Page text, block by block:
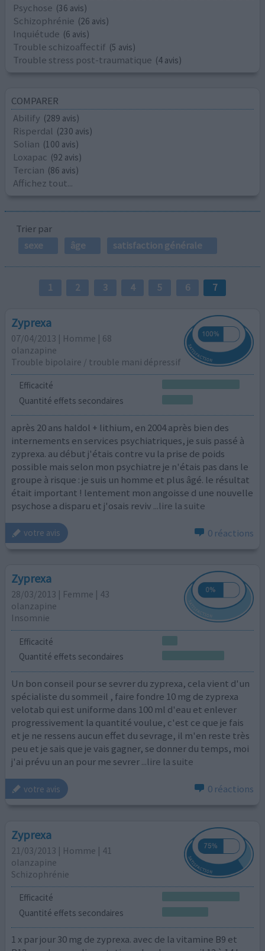
Psychose (36 avis)
Schizophrénie (26 avis)
Inquiétude (6 avis)
Trouble schizoaffectif (5 avis)
Trouble stress post-traumatique (4 avis)
COMPARER
Abilify (289 avis)
Risperdal (230 avis)
Solian (100 avis)
Loxapac (92 avis)
Tercian (86 avis)
Affichez tout...
Trier par
sexe
âge satisfaction générale
1 2 3 4 5 6 7
Zyprexa
07/04/2013 | Homme | 68
olanzapine
Trouble bipolaire / trouble mani dépressif
Efficacité
Quantité effets secondaires
après 20 ans haldol + lithium, en 2004 après bien des
internements en services psychiatriques, je suis passé à
zyprexa. au début j'étais contre vu la prise de poids
possible mais selon mon psychiatre je n'étais pas dans le
groupe à risque : je suis un homme et plus âgé. le résultat
était important ! lentement mon angoisse d une nouvelle
psychose a disparu et j'osais reviv ...lire la suite
votre avis 0 réactions
Zyprexa
28/03/2013 | Femme | 43
olanzapine
Insomnie
Efficacité
Quantité effets secondaires
Un bon conseil pour se sevrer du zyprexa, cela vient d'un
spécialiste du sommeil , faire fondre 10 mg de zyprexa
velotab qui est uniforme dans 100 ml d'eau et enlever
progressivement la quantité voulue, c'est ce que je fais
et je ne ressens aucun effet du sevrage, il m'en reste très
peu et je sais que je vais gagner, se donner du temps, moi
j'ai prévu un an pour me sevrer...lire la suite
votre avis 0 réactions
Zyprexa
21/03/2013 | Homme | 41
olanzapine
Schizophrénie
Efficacité
Quantité effets secondaires
1 x par jour 30 mg de zyprexa. avec de la vitamine B9 et